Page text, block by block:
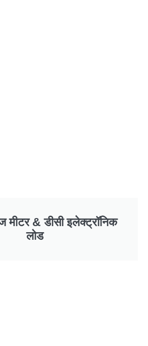
मीटर & डीसी इलेक्ट्रॉनिक
लोड